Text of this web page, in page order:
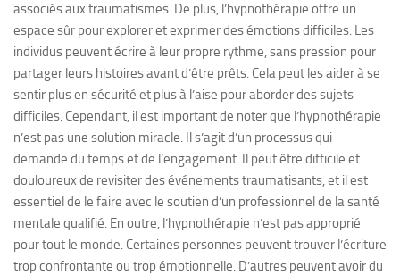
associés aux traumatismes. De plus, l’hypnothérapie offre un
espace sûr pour explorer et exprimer des émotions difficiles. Les
individus peuvent écrire à leur propre rythme, sans pression pour
partager leurs histoires avant d’être prêts. Cela peut les aider à se
sentir plus en sécurité et plus à l’aise pour aborder des sujets
difficiles. Cependant, il est important de noter que l’hypnothérapie
n’est pas une solution miracle. Il s’agit d’un processus qui
demande du temps et de l’engagement. Il peut être difficile et
douloureux de revisiter des événements traumatisants, et il est
essentiel de le faire avec le soutien d’un professionnel de la santé
mentale qualifié. En outre, l’hypnothérapie n’est pas approprié
pour tout le monde. Certaines personnes peuvent trouver l’écriture
trop confrontante ou trop émotionnelle. D’autres peuvent avoir du